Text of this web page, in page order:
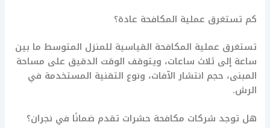
كم تستغرق عملية المكافحة عادة؟
تستغرق عملية المكافحة القياسية للمنزل المتوسط ما بين
ساعة إلى ثلاث ساعات، ويتوقف الوقت الدقيق على مساحة
المبنى، حجم انتشار الآفات، ونوع التقنية المستخدمة في
الرش.
هل توجد شركات مكافحة حشرات تقدم ضمانًا في نجران؟